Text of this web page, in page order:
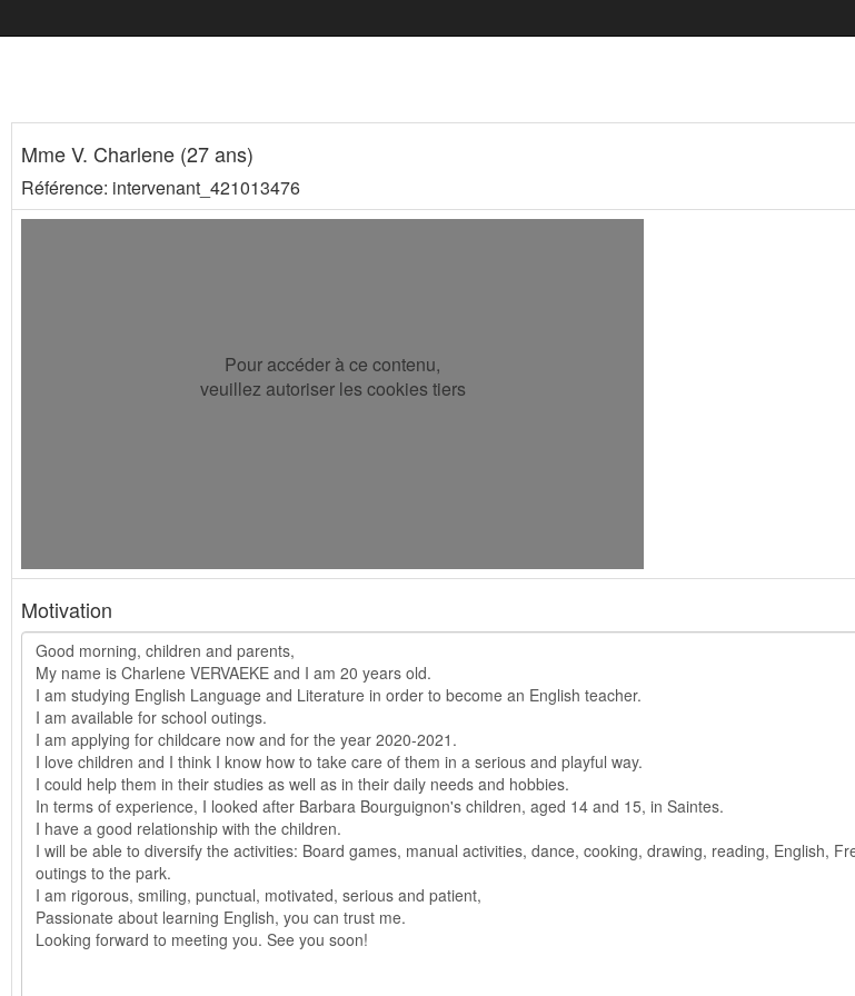
Mme V. Charlene (27 ans)
Référence: intervenant_421013476
Pour accéder à ce contenu,
veuillez autoriser les cookies tiers
Motivation